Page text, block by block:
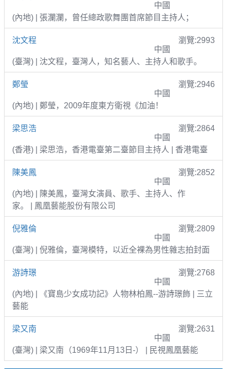
中國
(內地) | 張瀾瀾，曾任總政歌舞團首席節目主持人；
沈文程
瀏覽:2993
中國
(臺灣) | 沈文程，臺灣人，知名藝人、主持人和歌手。
鄭瑩
瀏覽:2946
中國
(內地) | 鄭瑩，2009年度東方衛視《加油！
梁思浩
瀏覽:2864
中國
(香港) | 梁思浩，香港電臺第二臺節目主持人 | 香港電臺
陳美鳳
瀏覽:2852
中國
(內地) | 陳美鳳，臺灣女演員、歌手、主持人、作
家。 | 鳳凰藝能股份有限公司
倪雅倫
瀏覽:2809
中國
(臺灣) | 倪雅倫，臺灣模特，以近全裸為男性雜志拍封面
游詩璟
瀏覽:2768
中國
(內地) | 《寶島少女成功記》人物林柏鳳--游詩璟飾 | 三立
藝能
梁又南
瀏覽:2631
中國
(臺灣) | 梁又南（1969年11月13日-） | 民視鳳凰藝能